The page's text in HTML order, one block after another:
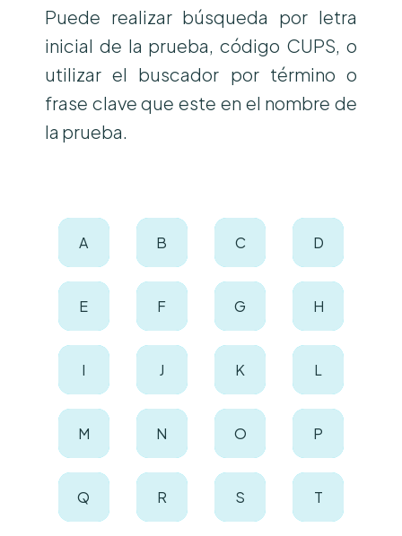
Puede realizar búsqueda por letra
inicial de la prueba, código CUPS, o
utilizar el buscador por término o
frase clave que este en el nombre de
la prueba.
A B C D
E F G H
I J K L
M N O P
Q R S T